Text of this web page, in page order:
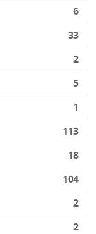
6
33
2
5
1
113
18
104
2
2